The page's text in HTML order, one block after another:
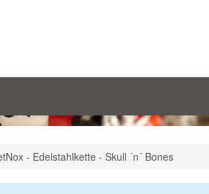
- Edelstahlkette - Skull ´n´ Bones